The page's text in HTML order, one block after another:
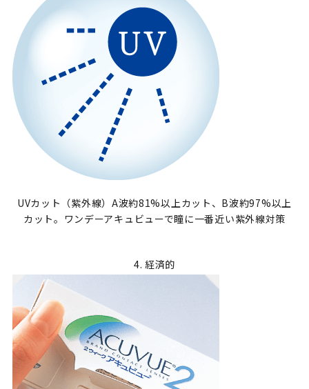
UVカット（紫外線）A波約81%以上カット、B波約97%以上
カット。ワンデーアキュビューで瞳に一番近い紫外線対策
4. 経済的